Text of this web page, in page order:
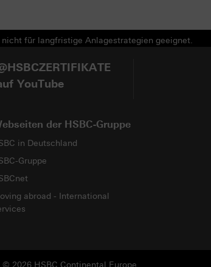
für langfristige Anlagestrategien geeignet.
YouTube
der HSBC-Gruppe
in Deutschland
Gruppe
abroad - International
© 2026 HSBC Continental Europe